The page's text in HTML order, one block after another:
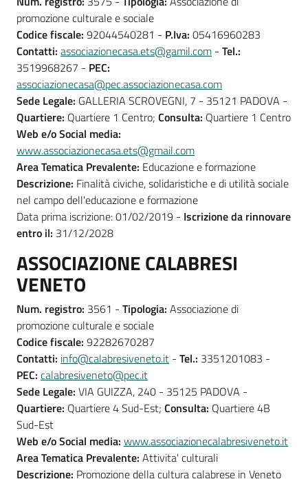
promozione culturale e sociale
Codice fiscale: 92044540281 - P.Iva: 05416960283
Contatti: associazionecasa.ets@gamil.com - Tel.:
3519968267 - PEC:
associazionecasa@pec.associazionecasa.com
Sede Legale: GALLERIA SCROVEGNI, 7 - 35121 PADOVA -
Quartiere: Quartiere 1 Centro; Consulta: Quartiere 1 Centro
Web e/o Social media:
www.associazionecasa.ets@gmail.com
Area Tematica Prevalente: Educazione e formazione
Descrizione: Finalità civiche, solidaristiche e di utilità sociale
nel campo dell'educazione e formazione
Data prima iscrizione: 01/02/2019 - Iscrizione da rinnovare
entro il: 31/12/2028
ASSOCIAZIONE CALABRESI
VENETO
Num. registro: 3561 - Tipologia: Associazione di
promozione culturale e sociale
Codice fiscale: 92282670287
Contatti: info@calabresiveneto.it - Tel.: 3351201083 -
PEC: calabresiveneto@pec.it
Sede Legale: VIA GUIZZA, 240 - 35125 PADOVA -
Quartiere: Quartiere 4 Sud-Est; Consulta: Quartiere 4B
Sud-Est
Web e/o Social media: www.associazionecalabresiveneto.it
Area Tematica Prevalente: Attivita' culturali
Descrizione: Promozione della cultura calabrese in Veneto